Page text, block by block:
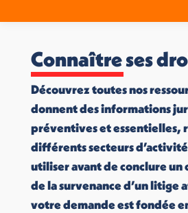
Connaître ses
Découvrez toutes nos
donnent des informations
préventives et essentielles,
différents secteurs
utiliser avant de conclure un
de la survenance d’un litige
votre demande est fondée